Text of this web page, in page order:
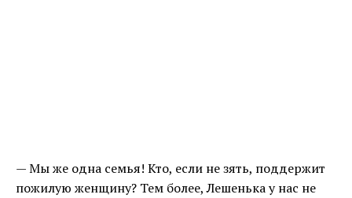
— Мы же одна семья! Кто, если не зять, поддержит
пожилую женщину? Тем более, Лешенька у нас не